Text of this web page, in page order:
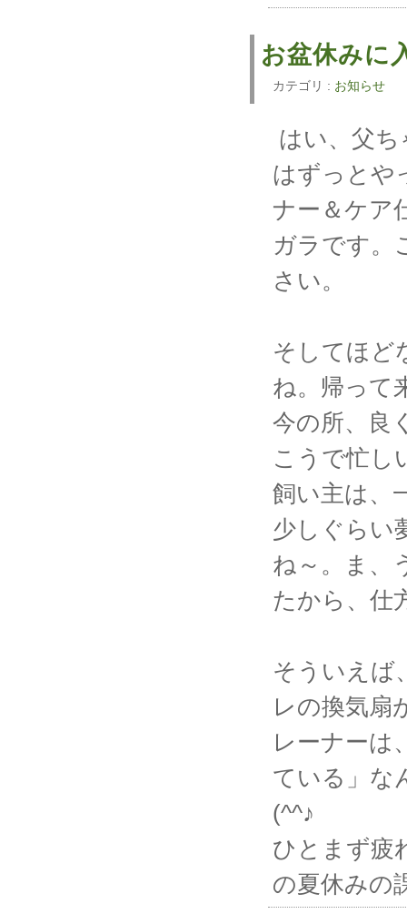
お盆休みに
カテゴリ : お知らせ
はい、父
はずっとや
ナー＆ケア
ガラです。
さい。
そしてほど
ね。帰っ
今の所、良
こうで忙
飼い主は、
少しぐらい
ね～。ま、
たから、仕
そういえば
レの換気扇
レーナーは
ている」な
(^^♪
ひとまず疲
の夏休みの